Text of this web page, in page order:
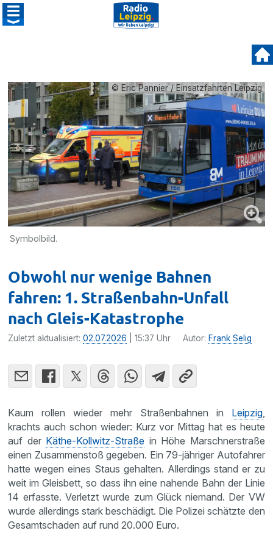
© Eric Pannier / Einsatzfahrten Leipzig
Symbolbild.
Obwohl nur wenige Bahnen
fahren: 1. Straßenbahn-Unfall
nach Gleis-Katastrophe
Zuletzt aktualisiert:02.07.2026 | 15:37 Uhr Autor: Frank Selig
Kaum rollen wieder mehr Straßenbahnen in Leipzig,
krachts auch schon wieder: Kurz vor Mittag hat es heute
auf der Käthe-Kollwitz-Straße in Höhe Marschnerstraße
einen Zusammenstoß gegeben. Ein 79-jähriger Autofahrer
hatte wegen eines Staus gehalten. Allerdings stand er zu
weit im Gleisbett, so dass ihn eine nahende Bahn der Linie
14 erfasste. Verletzt wurde zum Glück niemand. Der VW
wurde allerdings stark beschädigt. Die Polizei schätzte den
Gesamtschaden auf rund 20.000 Euro.